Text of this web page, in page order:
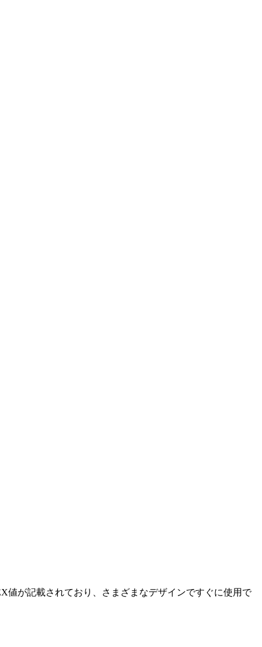
値が記載されており、さまざまなデザインですぐに使用で